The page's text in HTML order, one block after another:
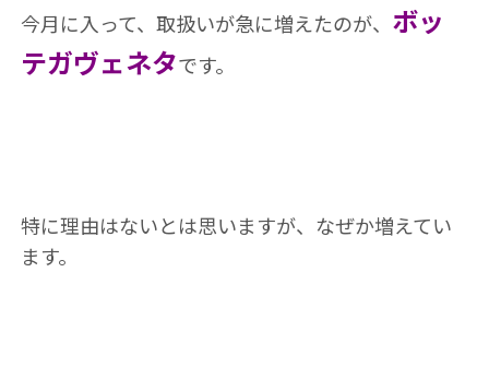
今月に入って、取扱いが急に増えたのが、 ボッ
テガヴェネタです。
特に理由はないとは思いますが、なぜか増えてい
ます。